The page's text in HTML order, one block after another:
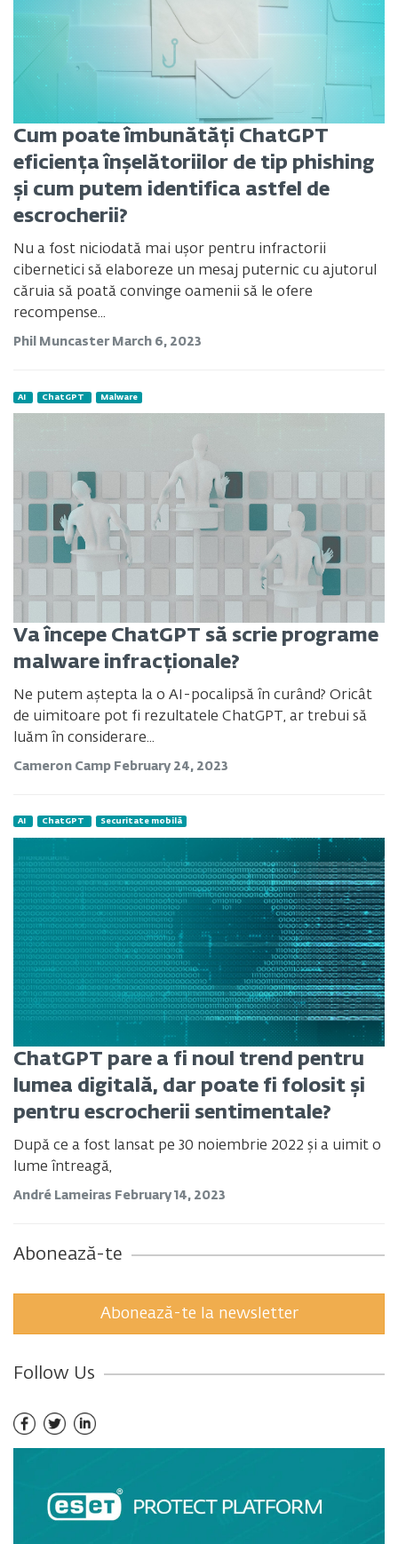
Cum poate îmbunătăți ChatGPT
eficiența înșelătoriilor de tip phishing
și cum putem identifica astfel de
escrocherii?
Nu a fost niciodată mai ușor pentru infractorii
cibernetici să elaboreze un mesaj puternic cu ajutorul
căruia să poată convinge oamenii să le ofere
recompense...
Phil Muncaster March 6, 2023
AI ChatGPT Malware
Va începe ChatGPT să scrie programe
malware infracționale?
Ne putem aștepta la o AI-pocalipsă în curând? Oricât
de uimitoare pot fi rezultatele ChatGPT, ar trebui să
luăm în considerare...
Cameron Camp February 24, 2023
AI ChatGPT Securitate mobilă
ChatGPT pare a fi noul trend pentru
lumea digitală, dar poate fi folosit și
pentru escrocherii sentimentale?
După ce a fost lansat pe 30 noiembrie 2022 și a uimit o
lume întreagă,
André Lameiras February 14, 2023
Abonează-te
Abonează-te la newsletter
Follow Us